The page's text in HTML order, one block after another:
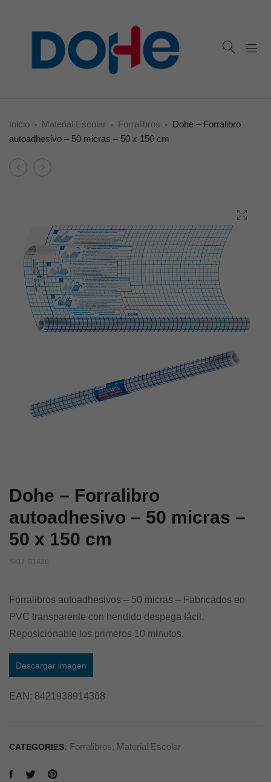
Inicio Material Escolar Forralibros
Dohe – Forralibro
autoadhesivo – 50 micras – 50 x 150 cm
Product
Dohe
cubiertas
protectoras
de
libros
Dohe
50
micras
–
50
x
Dohe – Forralibro
autoadhesivo – 50 micras –
50 x 150 cm
SKU: 91436
Forralibros autoadhesivos – 50 micras – Fabricados en
PVC transparente con hendido despega fácil.
Reposicionable los primeros 10 minutos.
Descargar imagen
EAN: 8421938914368
CATEGORIES: Forralibros, Material Escolar